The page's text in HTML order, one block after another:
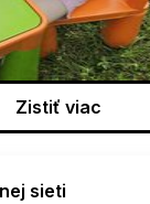
Zistiť viac
sieti